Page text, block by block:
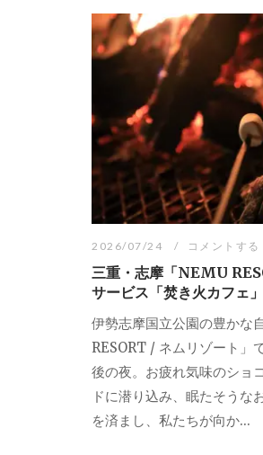
2026/07/24 コメントする
三重・志摩「NEMU
サービス「焚き火カフェ
伊勢志摩国立公園の豊かな
RESORT / ネムリゾート」
後の夜。お疲れ気味のショ
ドに潜り込み、眠たそうな
を済まし、私たちが向か...